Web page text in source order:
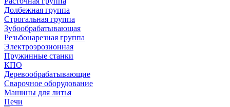
Долбежная группа
Строгальная группа
Зубообрабатывающая
Резьбонарезная группа
Электроэрозионная
Пружинные станки
КПО
Деревообрабатывающие
Сварочное оборудование
Машины для литья
Печи